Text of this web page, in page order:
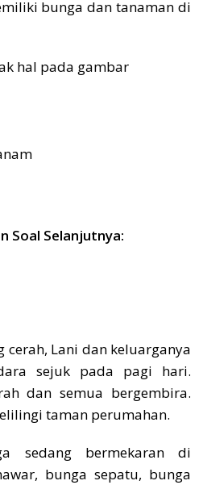
bunga dan tanaman di
hal pada gambar
Soal Selanjutnya:
cerah, Lani dan keluarganya
sejuk pada pagi hari.
dan semua bergembira.
taman perumahan.
sedang bermekaran di
bunga sepatu, bunga